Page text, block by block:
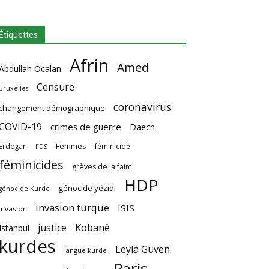
Ocalan Afrin Amed
Censure
démographique coronavirus
19 crimes de guerre Daech
FDS Femmes féminicide
grèves de la faim
Kurde génocide yézidi HDP
invasion turque ISIS
justice Kobanê
langue kurde Leyla Güven